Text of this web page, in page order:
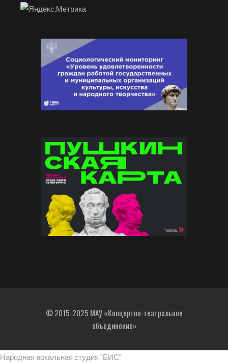
© 2015-2025 МАУ «Концертно-театральное
объединение»
Народная вокальная студия "БИС"